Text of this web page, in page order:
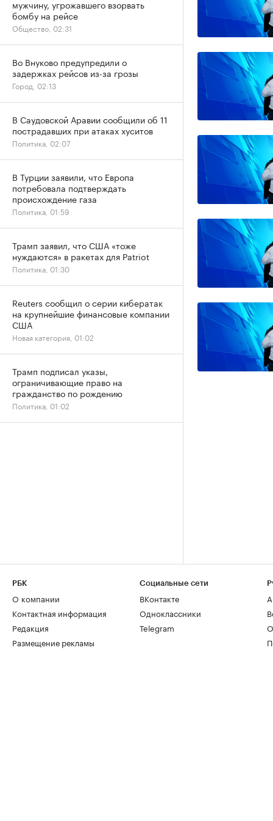
мужчину, угрожавшего взорвать
бомбу на рейсе
Общество, 02:31
Во Внуково предупредили о
задержках рейсов из-за грозы
Город, 02:13
В Саудовской Аравии сообщили об 11
пострадавших при атаках хуситов
Политика, 02:07
В Турции заявили, что Европа
потребовала подтверждать
происхождение газа
Политика, 01:59
Трамп заявил, что США «тоже
нуждаются» в ракетах для Patriot
Политика, 01:30
Reuters сообщил о серии кибератак
на крупнейшие финансовые компании
США
Новая категория, 01:02
Трамп подписал указы,
ограничивающие право на
гражданство по рождению
Политика, 01:02
РБК
О компании
Контактная информация
Редакция
Размещение рекламы
Социальные сети
ВКонтакте
Одноклассники
Telegram